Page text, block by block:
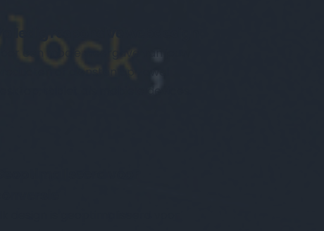
producten of diensten op zowel